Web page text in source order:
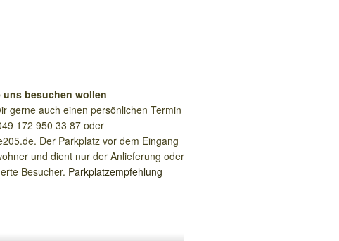
uns besuchen wollen
gerne auch einen persönlichen Termin
172 950 33 87 oder
Der Parkplatz vor dem Eingang
und dient nur der Anlieferung oder
Besucher. Parkplatzempfehlung